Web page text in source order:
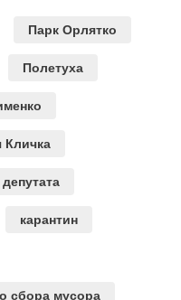
Парк Орлятко
Полетуха
Кличка
карантин
сбора мусора